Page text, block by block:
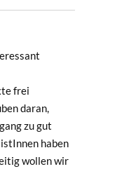
frei
daran,
zu gut
haben
wollen wir